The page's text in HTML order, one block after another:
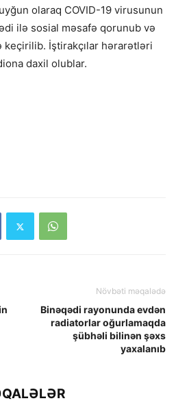
olaraq COVID-19 virusunun
ilə sosial məsafə qorunub və
keçirilib. İştirakçılar hərarətləri
daxil olublar.
Növbəti məqalədə
Binəqədi rayonunda evdən
radiatorlar oğurlamaqda
şübhəli bilinən şəxs
yaxalanıb